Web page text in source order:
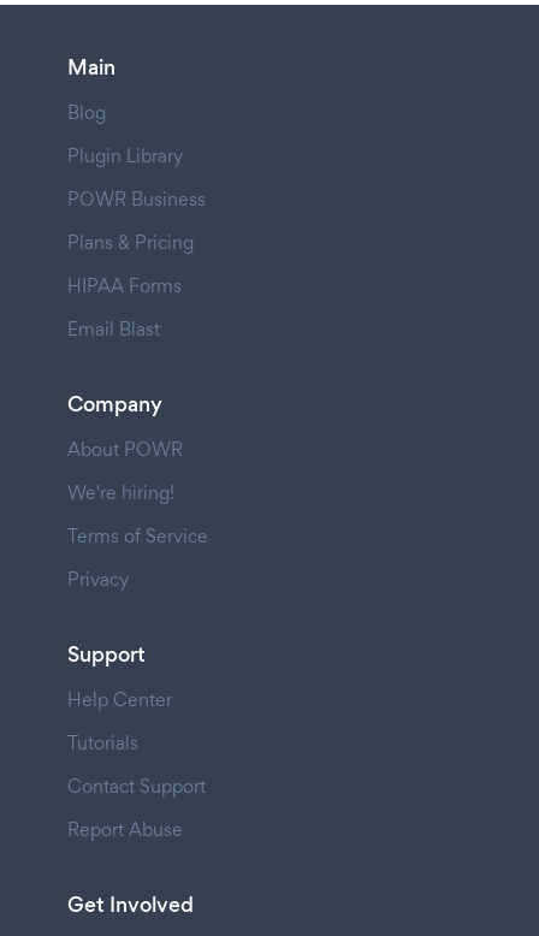
Main
Blog
Plugin Library
POWR Business
Plans & Pricing
HIPAA Forms
Email Blast
Company
About POWR
We're hiring!
Terms of Service
Privacy
Support
Help Center
Tutorials
Contact Support
Report Abuse
Get Involved